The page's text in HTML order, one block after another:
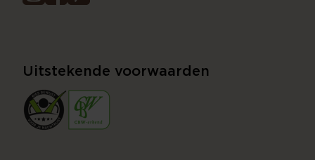
Uitstekende voorwaarden